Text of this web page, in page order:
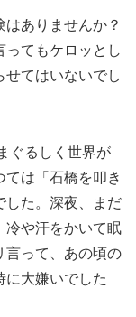
ありませんか？
ってもケロッとし
せてはいないでし
ぐるしく世界が
は「石橋を叩き
した。深夜、まだ
冷や汗をかいて眠
言って、あの頃の
に大嫌いでした